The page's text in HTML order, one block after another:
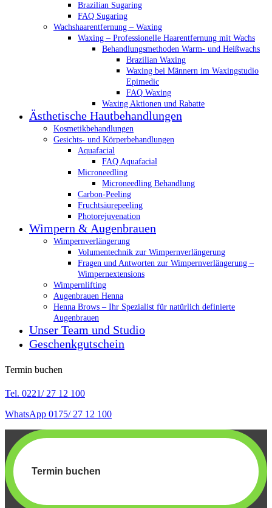
Brazilian Sugaring
FAQ Sugaring
Wachshaarentfernung – Waxing
Waxing – Professionelle Haarentfernung mit Wachs
Behandlungsmethoden Warm- und Heißwachs
Brazilian Waxing
Waxing bei Männern im Waxingstudio
Epimedic
FAQ Waxing
Waxing Aktionen und Rabatte
Ästhetische Hautbehandlungen
Kosmetikbehandlungen
Gesichts- und Körperbehandlungen
Aquafacial
FAQ Aquafacial
Microneedling
Microneedling Behandlung
Carbon-Peeling
Fruchtsäurepeeling
Photorejuvenation
Wimpern & Augenbrauen
Wimpernverlängerung
Volumentechnik zur Wimpernverlängerung
Fragen und Antworten zur Wimpernverlängerung –
Wimpernextensions
Wimpernlifting
Augenbrauen Henna
Henna Brows – Ihr Spezialist für natürlich definierte
Augenbrauen
Unser Team und Studio
Geschenkgutschein
Termin buchen
Tel. 0221/ 27 12 100
WhatsApp 0175/ 27 12 100
Termin buchen